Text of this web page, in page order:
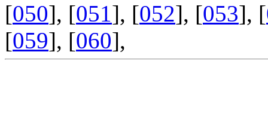
[050], [051], [052], [053], [
[059], [060],